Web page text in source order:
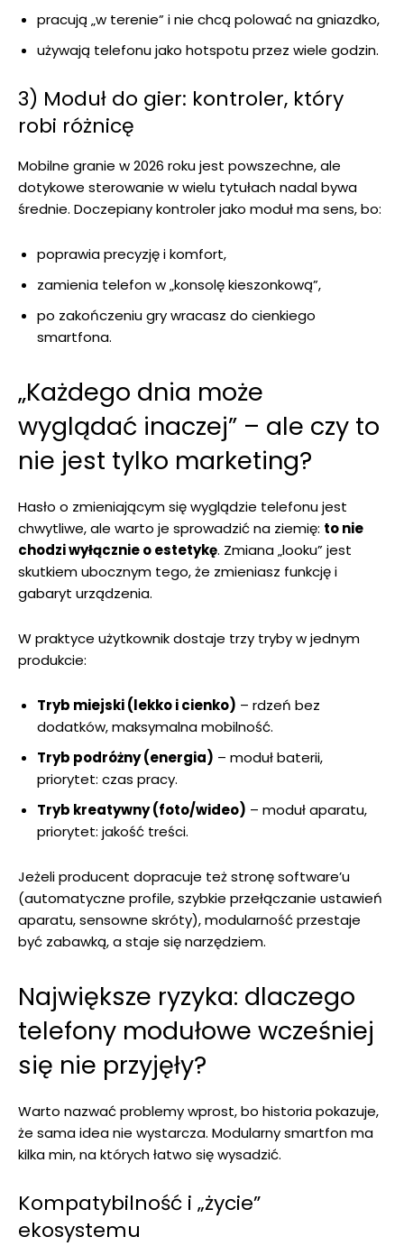
pracują „w terenie” i nie chcą polować na gniazdko,
używają telefonu jako hotspotu przez wiele godzin.
3) Moduł do gier: kontroler, który
robi różnicę
Mobilne granie w 2026 roku jest powszechne, ale
dotykowe sterowanie w wielu tytułach nadal bywa
średnie. Doczepiany kontroler jako moduł ma sens, bo:
poprawia precyzję i komfort,
zamienia telefon w „konsolę kieszonkową”,
po zakończeniu gry wracasz do cienkiego
smartfona.
„Każdego dnia może
wyglądać inaczej” – ale czy to
nie jest tylko marketing?
Hasło o zmieniającym się wyglądzie telefonu jest
chwytliwe, ale warto je sprowadzić na ziemię: to nie
chodzi wyłącznie o estetykę. Zmiana „looku” jest
skutkiem ubocznym tego, że zmieniasz funkcję i
gabaryt urządzenia.
W praktyce użytkownik dostaje trzy tryby w jednym
produkcie:
Tryb miejski (lekko i cienko) – rdzeń bez
dodatków, maksymalna mobilność.
Tryb podróżny (energia) – moduł baterii,
priorytet: czas pracy.
Tryb kreatywny (foto/wideo) – moduł aparatu,
priorytet: jakość treści.
Jeżeli producent dopracuje też stronę software’u
(automatyczne profile, szybkie przełączanie ustawień
aparatu, sensowne skróty), modularność przestaje
być zabawką, a staje się narzędziem.
Największe ryzyka: dlaczego
telefony modułowe wcześniej
się nie przyjęły?
Warto nazwać problemy wprost, bo historia pokazuje,
że sama idea nie wystarcza. Modularny smartfon ma
kilka min, na których łatwo się wysadzić.
Kompatybilność i „życie”
ekosystemu